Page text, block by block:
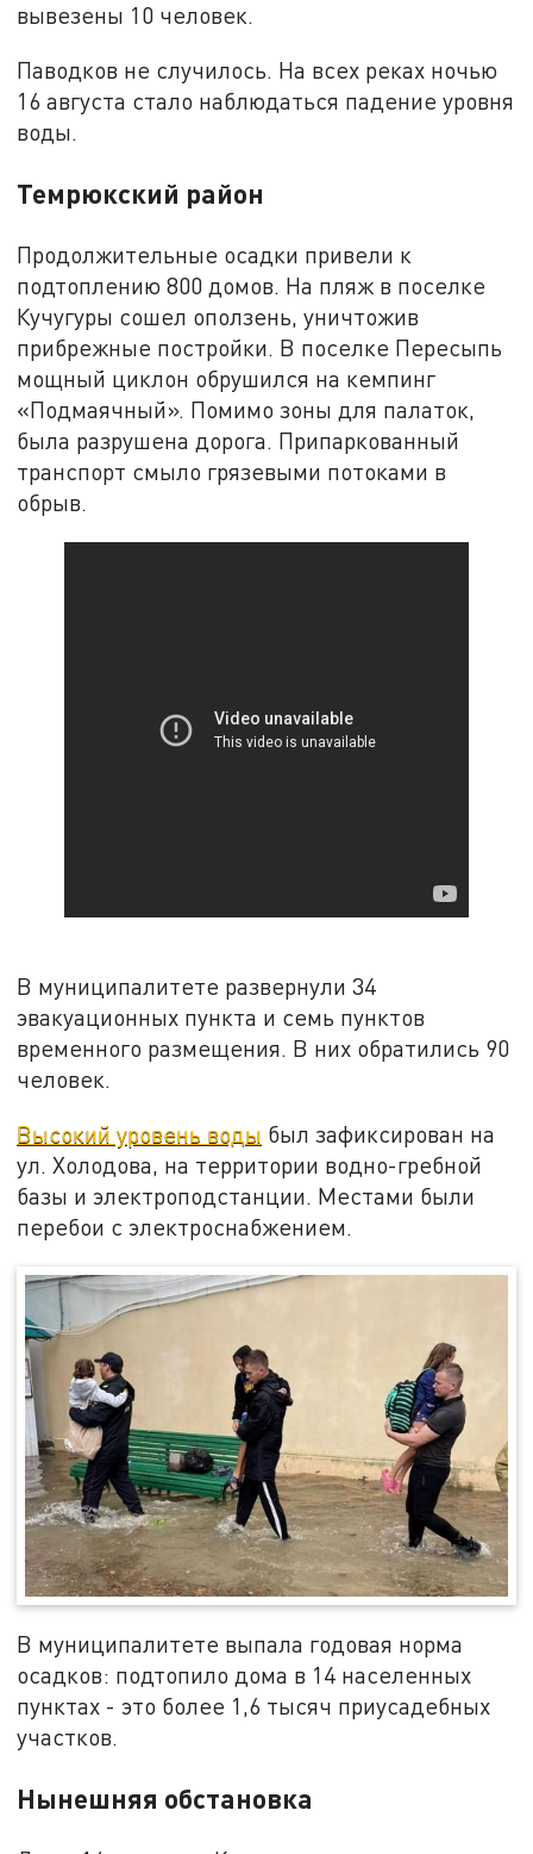
вывезены 10 человек.
Паводков не случилось. На всех реках ночью
16 августа стало наблюдаться падение уровня
воды.
Темрюкский район
Продолжительные осадки привели к
подтоплению 800 домов. На пляж в поселке
Кучугуры сошел оползень, уничтожив
прибрежные постройки. В поселке Пересыпь
мощный циклон обрушился на кемпинг
«Подмаячный». Помимо зоны для палаток,
была разрушена дорога. Припаркованный
транспорт смыло грязевыми потоками в
обрыв.
В муниципалитете развернули 34
эвакуационных пункта и семь пунктов
временного размещения. В них обратились 90
человек.
Высокий уровень воды был зафиксирован на
ул. Холодова, на территории водно-гребной
базы и электроподстанции. Местами были
перебои с электроснабжением.
В муниципалитете выпала годовая норма
осадков: подтопило дома в 14 населенных
пунктах - это более 1,6 тысяч приусадебных
участков.
Нынешняя обстановка